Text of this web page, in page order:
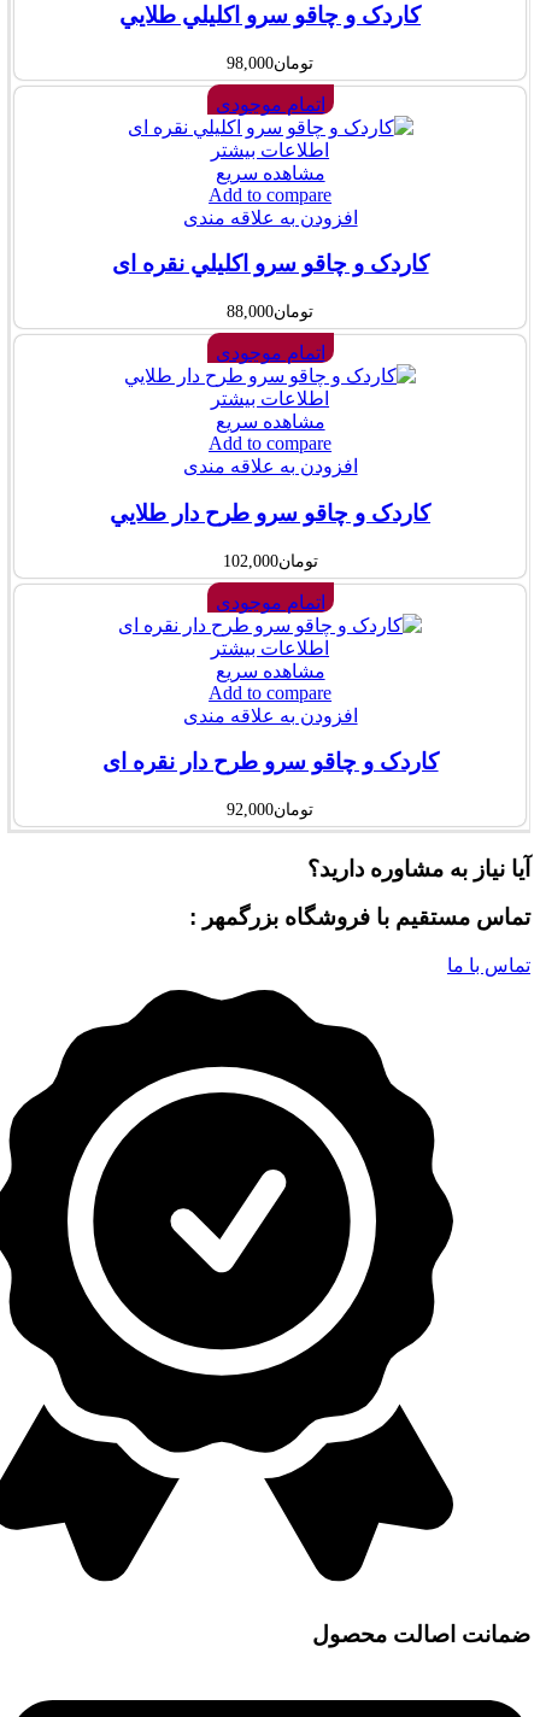
کاردک و چاقو سرو اکليلي طلايي
تومان98,000
اتمام موجودی
اطلاعات بیشتر
مشاهده سریع
Add to compare
افزودن به علاقه مندی
کاردک و چاقو سرو اکليلي نقره ای
تومان88,000
اتمام موجودی
اطلاعات بیشتر
مشاهده سریع
Add to compare
افزودن به علاقه مندی
کاردک و چاقو سرو طرح دار طلايي
تومان102,000
اتمام موجودی
اطلاعات بیشتر
مشاهده سریع
Add to compare
افزودن به علاقه مندی
کاردک و چاقو سرو طرح دار نقره ای
تومان92,000
آیا نیاز به مشاوره دارید؟
تماس مستقیم با فروشگاه بزرگمهر :
تماس با ما
ضمانت اصالت محصول